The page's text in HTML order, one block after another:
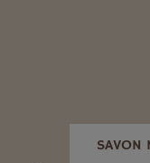
SAVON